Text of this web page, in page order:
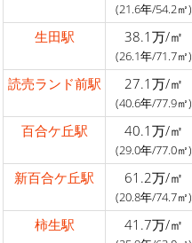
(21.6年/54.2㎡)
生田駅 38.1万/㎡
(26.1年/71.7㎡)
読売ランド前駅 27.1万/㎡
(40.6年/77.9㎡)
百合ケ丘駅 40.1万/㎡
(29.0年/77.0㎡)
新百合ケ丘駅 61.2万/㎡
(20.8年/74.7㎡)
柿生駅 41.7万/㎡